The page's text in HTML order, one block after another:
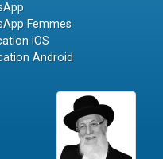
Femmes
iOS
Android